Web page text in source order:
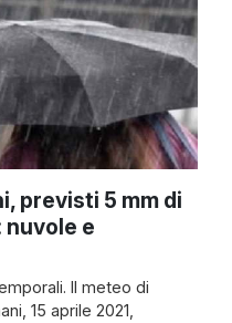
previsti 5 mm di
nuvole e
Il meteo di
15 aprile 2021,